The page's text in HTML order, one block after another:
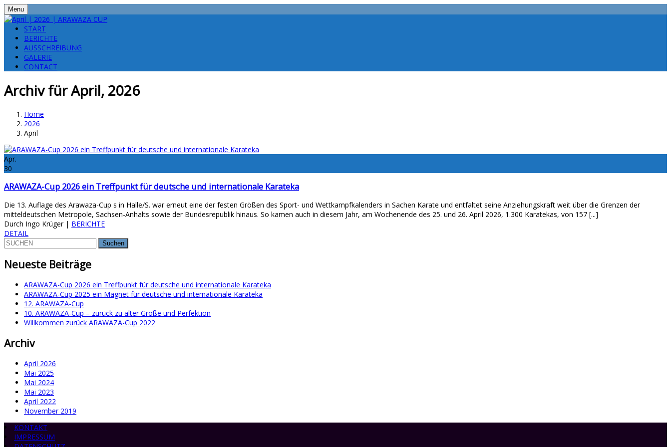
Menu
START
BERICHTE
AUSSCHREIBUNG
GALERIE
CONTACT
Archiv für April, 2026
Home
2026
April
Apr.
30
ARAWAZA-Cup 2026 ein Treffpunkt für deutsche und internationale Karateka
Die 13. Auflage des Arawaza-Cup s in Halle/S. war erneut eine der festen Größen des Sport- und Wettkampfkalenders in Sachen Karate und entfaltet seine Anziehungskraft weit über die Grenzen der
mitteldeutschen Metropole, Sachsen-Anhalts sowie der Bundesrepublik hinaus. So kamen auch in diesem Jahr, am Wochenende des 25. und 26. April 2026, 1.300 Karatekas, von 157 [...]
Durch Ingo Krüger | BERICHTE
DETAIL
Suchen
Neueste Beiträge
ARAWAZA-Cup 2026 ein Treffpunkt für deutsche und internationale Karateka
ARAWAZA-Cup 2025 ein Magnet für deutsche und internationale Karateka
12. ARAWAZA-Cup
10. ARAWAZA-Cup – zurück zu alter Größe und Perfektion
Willkommen zurück ARAWAZA-Cup 2022
Archiv
April 2026
Mai 2025
Mai 2024
Mai 2023
April 2022
November 2019
KONTAKT
IMPRESSUM